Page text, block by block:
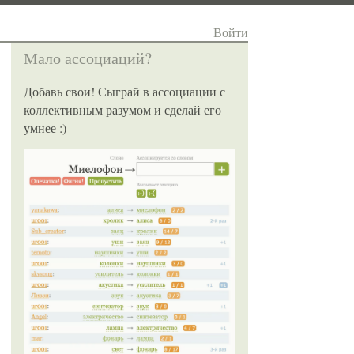
Войти
Мало ассоциаций?
Добавь свои! Сыграй в ассоциации с
коллективным разумом и сделай его
умнее :)